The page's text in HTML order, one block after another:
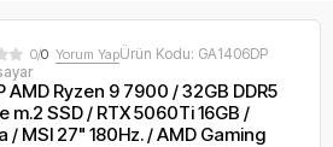
0/0 Yorum YapÜrün Kodu: GA1406DP
AMD Ryzen 9 7900 / 32GB DDR5
m.2 SSD / RTX 5060Ti 16GB /
/ MSI 27" 180Hz. / AMD Gaming